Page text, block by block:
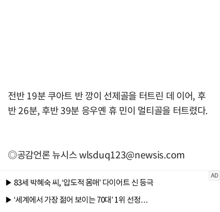
전반 19분 쿠아트 반 깡이 선제골을 터트린 데 이어, 후
반 26분, 후반 39분 응우옌 휴 민이 멀티골을 터트렸다.
◎공감언론 뉴시스wlsduq123@newsis.com